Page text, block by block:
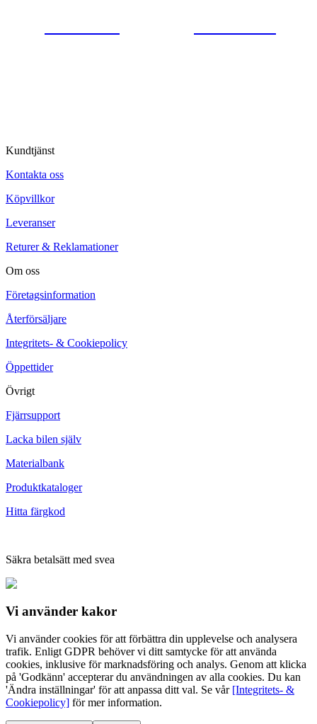
Kundtjänst
Kontakta oss
Köpvillkor
Leveranser
Returer & Reklamationer
Om oss
Företagsinformation
Återförsäljare
Integritets- & Cookiepolicy
Öppettider
Övrigt
Fjärrsupport
Lacka bilen själv
Materialbank
Produktkataloger
Hitta färgkod
Säkra betalsätt med svea
Vi använder kakor
Vi använder cookies för att förbättra din upplevelse och analysera
trafik. Enligt GDPR behöver vi ditt samtycke för att använda
cookies, inklusive för marknadsföring och analys. Genom att klicka
på 'Godkänn' accepterar du användningen av alla cookies. Du kan
'Ändra inställningar' för att anpassa ditt val. Se vår [Integritets- &
Cookiepolicy] för mer information.